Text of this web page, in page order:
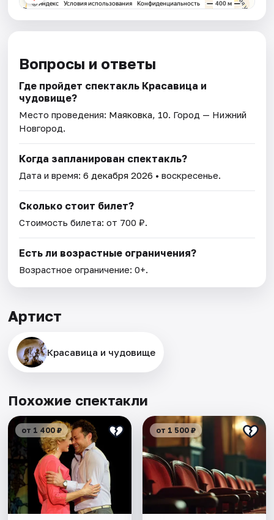
Вопросы и ответы
Где пройдет спектакль Красавица и
чудовище?
Место проведения: Маяковка, 10. Город — Нижний
Новгород.
Когда запланирован спектакль?
Дата и время:6 декабря 2026 • воскресенье.
Сколько стоит билет?
Стоимость билета: от 700 ₽.
Есть ли возрастные ограничения?
Возрастное ограничение: 0+.
Артист
Красавица и чудовище
Похожие спектакли
от 1 400 ₽ от 1 500 ₽